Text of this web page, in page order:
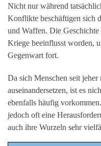
Nicht nur während
Konflikte beschäftigen sich
und Waffen. Die
Kriege beeinflusst worden,
Gegenwart fort.
Da sich Menschen seit
auseinandersetzen, ist es
ebenfalls häufig
jedoch oft eine
auch ihre Wurzeln sehr